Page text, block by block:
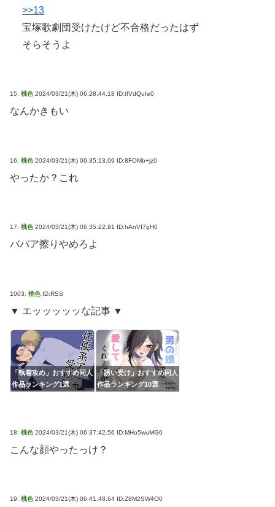
>>13
宝塚歌劇団受けたけど不合格だったはず
そらそうよ
15: 桃色 2024/03/21(木) 06:28:44.18 ID:tfVdQuIe0
なんかきもい
16: 桃色 2024/03/21(木) 06:35:13.09 ID:8FOMb+jz0
やったか？これ
17: 桃色 2024/03/21(木) 06:35:22.91 ID:hAnVI7gH0
ババア擦りやめろよ
1003: 桃色 ID:RSS
▼ エッッッッッな記事 ▼
「執着攻め」おすすめ同人
作品ランキング1選
「誘い受け」おすすめ同人
作品ランキング10選
18: 桃色 2024/03/21(木) 06:37:42.56 ID:MHo5wuMG0
こんな顔やったっけ？
19: 桃色 2024/03/21(木) 06:41:48.64 ID:Z8M2SW4O0